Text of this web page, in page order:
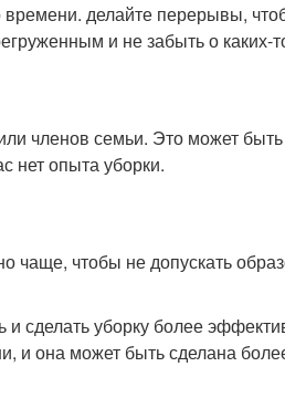
делайте перерывы,
и не забыть о каких-
членов семьи. Это может
нет опыта уборки.
чаще, чтобы не допускать
сделать уборку более
и она может быть сделана